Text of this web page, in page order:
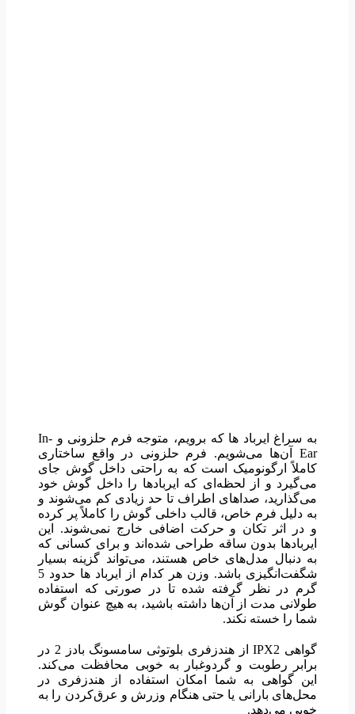
به سراغ ایرباد ها که برویم، متوجه فرم حلزونی و In-
Ear آن‌ها می‌شویم. فرم حلزونی در واقع ساختاری
کاملاً ارگونومیک است که به راحتی داخل گوش جای
می‌گیرد و از لحظه‌ای که ایربادها را داخل گوش خود
می‌گذارید، صداهای اطراف تا حد زیادی کم می‌شوند و
به دلیل فرم خاص، قالب داخلی گوش را کاملاً پر کرده
و در اثر تکان و حرکت اضافی خارج نمی‌شوند. این
ایربادها بدون ساقه طراحی شده‌اند و برای کسانی که
به دنبال مدل‌های خاص هستند، می‌تواند گزینه بسیار
شگفت‌انگیزی باشد. وزن هر کدام از ایرباد ها حدود 5
گرم در نظر گرفته شده تا در صورتی که استفاده
طولانی مدت از آن‌ها داشته باشید، به هیچ عنوان گوش
شما را خسته نکند.
گواهی IPX2 از هندزفری بلوتوثی سامسونگ بادز 2 در
برابر رطوبت و گردوغبار به خوبی محافظت می‌کند.
این گواهی به شما امکان استفاده از هندزفری در
محل‌های بارانی یا حتی هنگام وزرش و عرق‌کردن را به
خوبی می‌دهد.